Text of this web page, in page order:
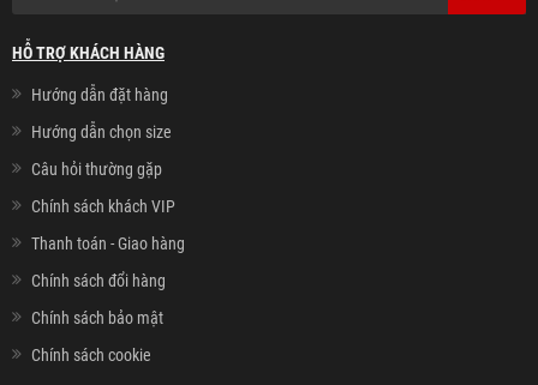
HỖ TRỢ KHÁCH HÀNG
Hướng dẫn đặt hàng
Hướng dẫn chọn size
Câu hỏi thường gặp
Chính sách khách VIP
Thanh toán - Giao hàng
Chính sách đổi hàng
Chính sách bảo mật
Chính sách cookie